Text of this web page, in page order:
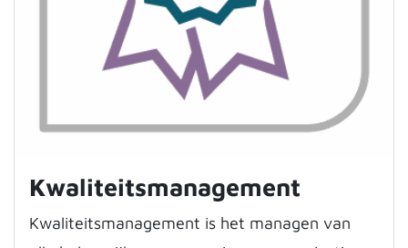
Kwaliteitsmanagement
Kwaliteitsmanagement is het managen van